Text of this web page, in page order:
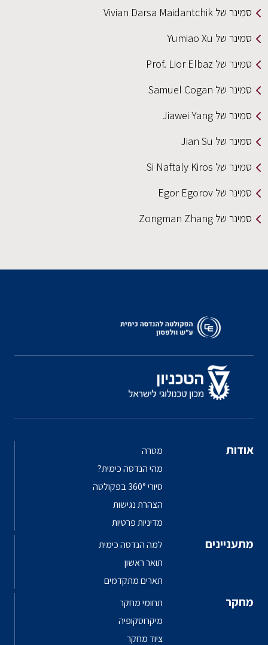
סמינר של Vivian Darsa Maidantchik
סמינר של Yumiao Xu
סמינר של Prof. Lior Elbaz
סמינר של Samuel Cogan
סמינר של Jiawei Yang
סמינר של Jian Su
סמינר של Si Naftaly Kiros
סמינר של Egor Egorov
סמינר של Zongman Zhang
אודות
מטרה
מהי הנדסה כימית?
סיורי 360° בפקולטה
הצהרת נגישות
מדיניות פרטיות
מתעניינים
למה הנדסה כימית
תואר ראשון
תארים מתקדמים
מחקר
תחומי מחקר
מיקרוסקופיה
ציוד מחקר